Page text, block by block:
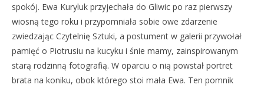
spokój. Ewa Kuryluk przyjechała do Gliwic po raz pierwszy
wiosną tego roku i przypomniała sobie owe zdarzenie
zwiedzając Czytelnię Sztuki, a postument w galerii przywołał
pamięć o Piotrusiu na kucyku i śnie mamy, zainspirowanym
starą rodzinną fotografią. W oparciu o nią powstał portret
brata na koniku, obok którego stoi mała Ewa. Ten pomnik